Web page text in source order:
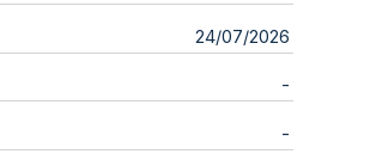
24/07/2026
-
-